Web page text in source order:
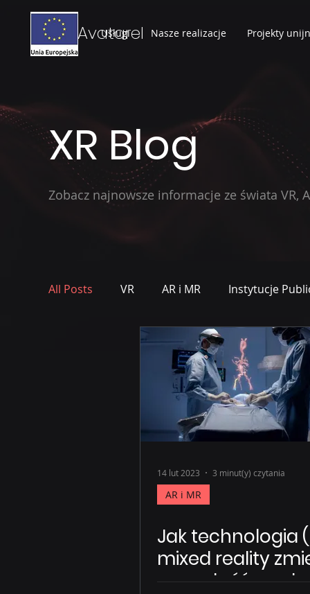
Avatarel
Usługi Nasze realizacje Projekty
XR Blog
Zobacz najnowsze informacje ze świata VR,
All Posts VR AR i MR Instytucje
14 lut 2023 3 minut(y) czytania
AR i MR
Jak technologia
mixed reality
przyszłość